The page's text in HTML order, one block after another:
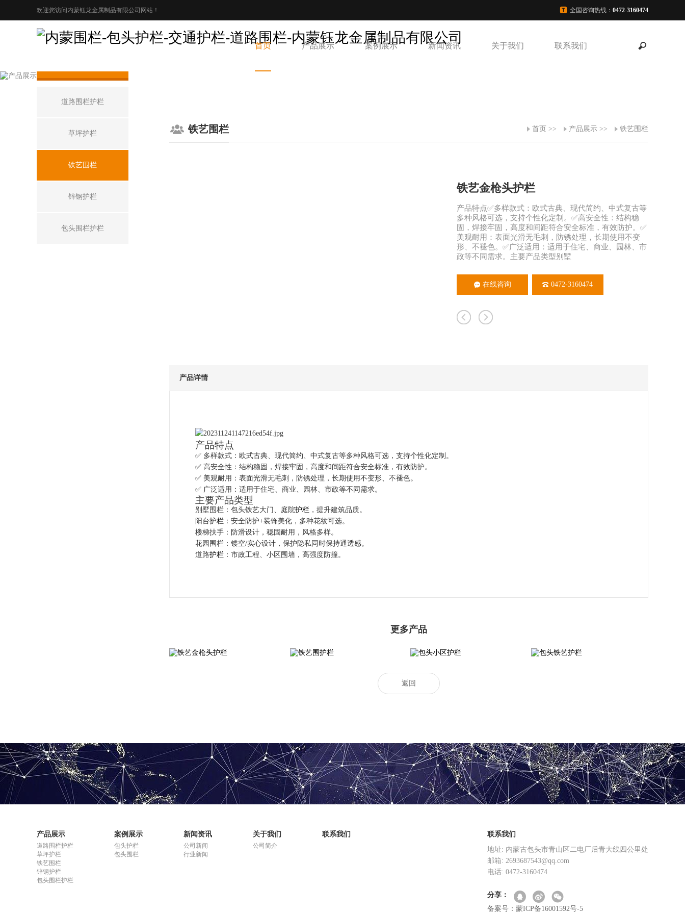
欢迎您访问内蒙钰龙金属制品有限公司网站！ 全国咨询热线： 0472-3160474
首页 产品展示 案例展示 新闻资讯 关于我们 联系我们
道路围栏护栏
草坪护栏
铁艺围栏
锌钢护栏
包头围栏护栏
铁艺围栏 首页 >> 产品展示 >> 铁艺围栏
铁艺金枪头护栏
产品特点✅多样款式：欧式古典、现代简约、中式复古等
多种风格可选，支持个性化定制。✅高安全性：结构稳
固，焊接牢固，高度和间距符合安全标准，有效防护。✅
美观耐用：表面光滑无毛刺，防锈处理，长期使用不变
形、不褪色。✅广泛适用：适用于住宅、商业、园林、市
政等不同需求。主要产品类型别墅
在线咨询 0472-3160474
产品详情
产品特点
✅ 多样款式：欧式古典、现代简约、中式复古等多种风格可选，支持个性化定制。
✅ 高安全性：结构稳固，焊接牢固，高度和间距符合安全标准，有效防护。
✅ 美观耐用：表面光滑无毛刺，防锈处理，长期使用不变形、不褪色。
✅ 广泛适用：适用于住宅、商业、园林、市政等不同需求。
主要产品类型
别墅围栏：包头铁艺大门、庭院护栏 ，提升建筑品质。
阳台护栏 ：安全防护+装饰美化，多种花纹可选。
楼梯扶手：防滑设计，稳固耐用，风格多样。
花园围栏：镂空/实心设计，保护隐私同时保持通透感。
道路护栏 ：市政工程、小区围墙，高强度防撞。
更多产品
铁艺金枪头护栏 铁艺围护栏 包头小区护栏 包头铁艺护栏
返回
产品展示
道路围栏护栏
草坪护栏
铁艺围栏
锌钢护栏
包头围栏护栏
案例展示
包头护栏
包头围栏
新闻资讯
公司新闻
行业新闻
关于我们
公司简介
联系我们
联系我们
地址: 内蒙古包头市青山区二电厂后青大线四公里处
邮箱: 2693687543@qq.com
电话: 0472-3160474
分享：
备案号：蒙ICP备16001592号-5